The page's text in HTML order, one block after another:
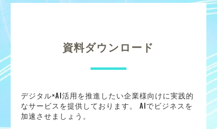
資料ダウンロード
デジタル×AI活用を推進したい企業様向けに実践的
なサービスを提供しております。 AIでビジネスを
加速させましょう。